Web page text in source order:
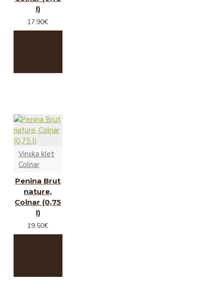
l)
17.90€
Vinska klet
Colnar
Penina Brut
nature,
Colnar (0,75
l)
19.50€